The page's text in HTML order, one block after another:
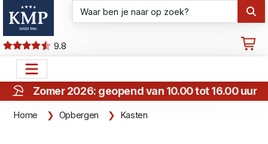
9.8
Zomer 2026: geopend van 10.00 tot 16.00 uur
Home Opbergen Kasten